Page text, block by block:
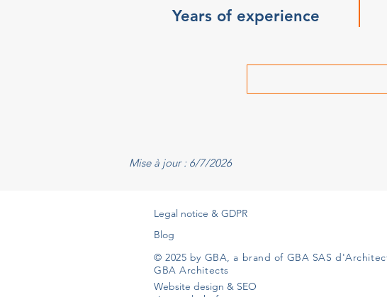
Years of experience
Mise à jour : 6/7/2026
Legal notice & GDPR
Blog
© 2025 by GBA, a brand of GBA SAS
GBA Architects
Website design & SEO